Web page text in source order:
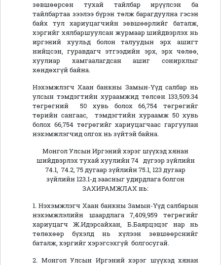
зөвшөөрсөн тухай тайлбар ирүүлсэн ба
тайлбартаа зээлээ бүрэн төлж барагдуулна гэсэн
байх тул хариуцагчийн зөвшөөрлийг баталж,
хэргийг хялбаршуулсан журмаар шийдвэрлэх нь
иргэний хуульд болон талуудын эрх ашигт
нийцсэн, гуравдагч этгээдийн эрх, эрх чөлөө,
хуулиар хамгаалагдсан ашиг сонирхлыг
хөндөхгүй байна.
Нэхэмжлэгч Хаан банкны Замын-Үүд салбар нь
улсын тэмдэгтийн хураамжид төлсөн 133,509.34
төгрөгний 50 хувь болох 66,754 төгрөгийг
төрийн сангаас, тэмдэгтийн хураамж 50 хувь
болох 66,754 төгрөгийг хариуцагчаас гаргуулан
нэхэмжлэгчид олгох нь зүйтэй байна.
Монгол Улсын Иргэний хэрэг шүүхэд хянан
шийдвэрлэх тухай хуулийн 74 дүгээр зүйлийн
74.1, 74.2, 75 дугаар зүйлийн 75.1, 123 дугаар
зүйлийн 123.1-д заасныг удирдлага болгон
ЗАХИРАМЖЛАХ нь:
1. Нэхэмжлэгч Хаан банкны Замын-Үүд салбарын
нэхэмжлэлийн шаардлага 7,409,959 төгрөгийг
хариуцагч Ж.Идэрсайхан, Б.Баярцэцэг нар нь
төлөхөөр бүхэлд нь хүлээн зөвшөөрснийг
баталж, хэргийг хэрэгсэхгүй болгосугай.
2. Монгол Улсын Иргэний хэрэг шүүхэд хянан